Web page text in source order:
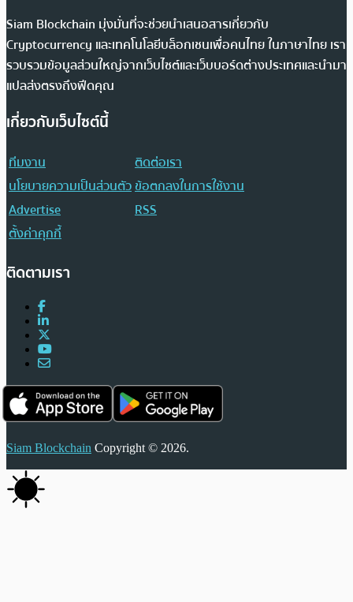
Siam Blockchain มุ่งมั่นที่จะช่วยนำเสนอสารเกี่ยวกับ
Cryptocurrency และเทคโนโลยีบล็อกเชนเพื่อคนไทย ในภาษาไทย เรา
รวบรวมข้อมูลส่วนใหญ่จากเว็บไซต์และเว็บบอร์ดต่างประเทศและนำมา
แปลส่งตรงถึงฟีดคุณ
เกี่ยวกับเว็บไซต์นี้
ทีมงาน
ติดต่อเรา
นโยบายความเป็นส่วนตัวข้อตกลงในการใช้งาน
Advertise
RSS
ตั้งค่าคุกกี้
ติดตามเรา
Siam Blockchain Copyright © 2026.